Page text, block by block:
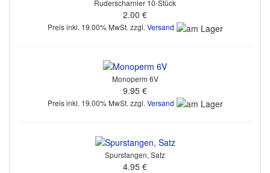
Ruderscharnier 10-Stück
2.00 €
Preis inkl. 19.00% MwSt. zzgl. Versand
Monoperm 6V
9.95 €
Preis inkl. 19.00% MwSt. zzgl. Versand
Spurstangen, Satz
4.95 €